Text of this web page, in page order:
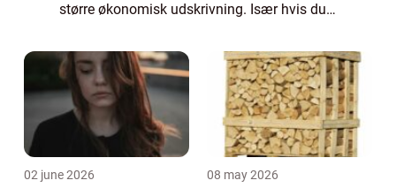
større økonomisk udskrivning. Især hvis du
biler. De glittede brochurer og sm...
02 june 2026 08 may 2026